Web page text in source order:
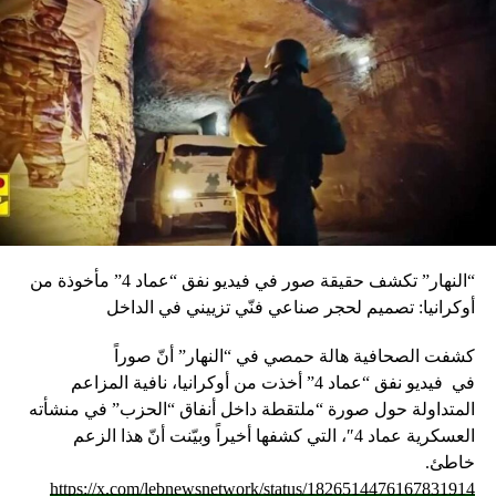
تاريخنا القديم، و مناسبة لإثراء تراثنا وفنوننا العربية الإفريقية
الفريدة وإحياء الفضاءات العلمية والفكرية والأنشطة الفنية
والثقافية والتراثية. كما تشكل مدننا القديمة ثقافة وعمرانا رمزا
لهويتنا الحضارية وشاهدا حيا على دورنا التاريخي الرائد، لقد كانت
تستقطب العلماء من كل الأقطار وكان لها فضل كبير في انتشار
المعرفة والدين الإسلامي السمح شمال وجنوب الصحراء. إن
مهرجان المدن القديمة يهدف في ذات الوقت وبالأساس إلى
ترقية هذه المدن ومدها بمقومات النمو والتطور مع المحافظة
على معالمها العمرانية وروحها التراثية و تاريخها العريق. حيث
ظل هذا الهدف حاضرا بقوة في سياسات الحكومة على مر
السنوات الأخيرة فبذلت جهود كبيرة في سبيل تطوير البنية
التحتية في هذه المدن وفك العزلة عنها وخلق فرص عمل
لسكانها ودعم نشاطاتهم المدرة للدخل. أصبح مهرجان المدن
القديمة معلمة ثقافية أصيلة ومشروعا اجتماعيا متميزا يحيي
تراثنا العربي الإفريقي المجيد ويعزز لحمتنا الوطنية ويبرز الإسهام
الثقافي الموريتاني في تنوعه وثرائه الفريد ويحفز السياحة
وينشط التنمية المحلية، كما أنه فرصة لإعادة الاعتبار لموروثنا
المادي والروحي من خلال إحياء الألعاب الثقافية التقليدية
“النهار” تكشف حقيقة صور في فيديو نفق “عماد 4” مأخوذة من
أوكرانيا: تصميم لحجر صناعي فنّي تزييني في الداخل
كشفت الصحافية هالة حمصي في “النهار” أنّ صوراً
في فيديو
نفق “عماد 4” أخذت من أوكرانيا، نافية المزاعم
المتداولة حول صورة “ملتقطة داخل أنفاق “الحزب” في منشأته
العسكرية عماد 4″، التي كشفها أخيراً وبيّنت أنّ هذا الزعم
خاطئ.
https://x.com/lebnewsnetwork/status/1826514476167831914